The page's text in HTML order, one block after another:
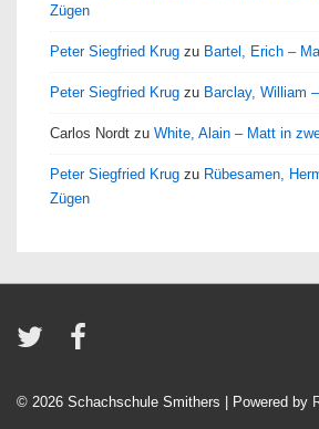
Zügen
Peter Siegfried Krug zu Bartel, Erich –
Peter Siegfried Krug zu Barclay, William
Carlos Nordt zu White, Alain – Matt in
Peter Siegfried Krug zu Rübesamen,
Zügen
© 2026 Schachschule Smithers | Powered by